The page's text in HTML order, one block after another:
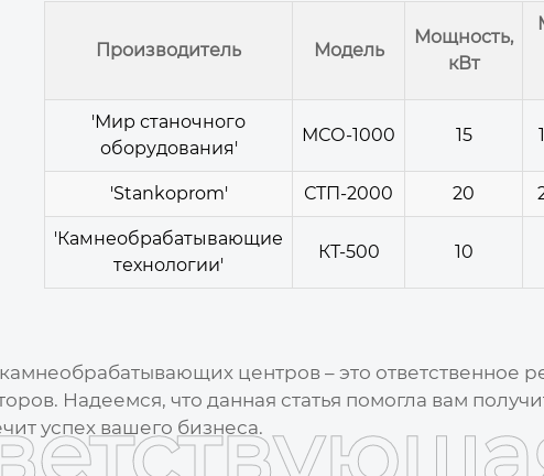
Производитель Модель
Мощность,
кВт
'Мир станочного
оборудования'
МСО-1000 15
'Stankoprom' СТП-2000 20
'Камнеобрабатывающие
технологии'
КТ-500 10
центров– это ответственное
Надеемся, что данная статья помогла вам
успех вашего бизнеса.